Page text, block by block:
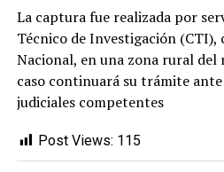
La captura fue realizada por
Técnico de Investigación (CTI),
Nacional, en una zona rural del
caso continuará su trámite
judiciales competentes
Post Views: 115